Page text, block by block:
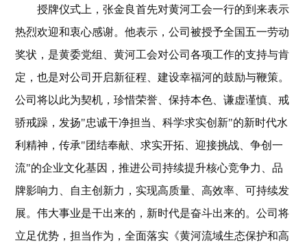
授牌仪式上，张金良首先对黄河工会一行的到来表示
热烈欢迎和衷心感谢。他表示，公司被授予全国五一劳动
奖状，是黄委党组、黄河工会对公司各项工作的支持与肯
定，也是对公司开启新征程、建设幸福河的鼓励与鞭策。
公司将以此为契机，珍惜荣誉、保持本色、谦虚谨慎、戒
骄戒躁，发扬"忠诚干净担当、科学求实创新"的新时代水
利精神，传承"团结奉献、求实开拓、迎接挑战、争创一
流"的企业文化基因，推进公司持续提升核心竞争力、品
牌影响力、自主创新力，实现高质量、高效率、可持续发
展。伟大事业是干出来的，新时代是奋斗出来的。公司将
立足优势，担当作为，全面落实《黄河流域生态保护和高